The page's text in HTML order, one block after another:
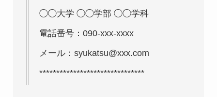
◯◯大学 ◯◯学部 ◯◯学科
電話番号：090-xxx-xxxx
メール：syukatsu@xxx.com
*******************************